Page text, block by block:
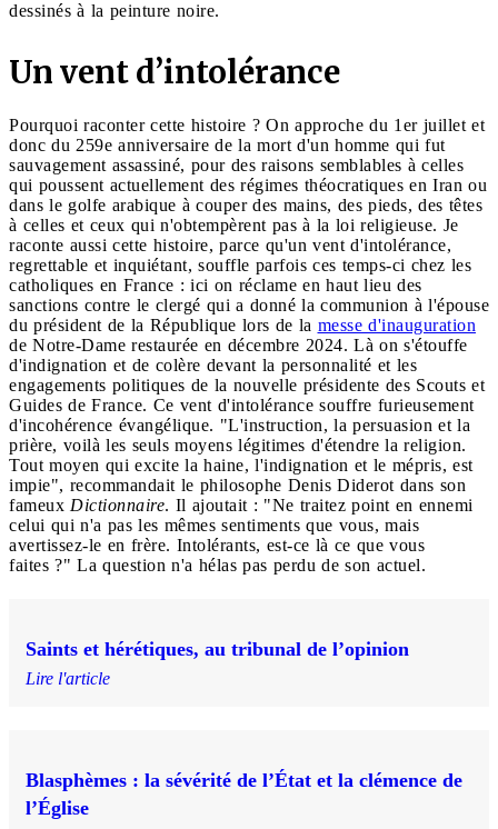
dessinés à la peinture noire.
Un vent d’intolérance
Pourquoi raconter cette histoire ? On approche du 1er juillet et
donc du 259e anniversaire de la mort d'un homme qui fut
sauvagement assassiné, pour des raisons semblables à celles
qui poussent actuellement des régimes théocratiques en Iran ou
dans le golfe arabique à couper des mains, des pieds, des têtes
à celles et ceux qui n'obtempèrent pas à la loi religieuse. Je
raconte aussi cette histoire, parce qu'un vent d'intolérance,
regrettable et inquiétant, souffle parfois ces temps-ci chez les
catholiques en France : ici on réclame en haut lieu des
sanctions contre le clergé qui a donné la communion à l'épouse
du président de la République lors de la messe d'inauguration
de Notre-Dame restaurée en décembre 2024. Là on s'étouffe
d'indignation et de colère devant la personnalité et les
engagements politiques de la nouvelle présidente des Scouts et
Guides de France. Ce vent d'intolérance souffre furieusement
d'incohérence évangélique. "L'instruction, la persuasion et la
prière, voilà les seuls moyens légitimes d'étendre la religion.
Tout moyen qui excite la haine, l'indignation et le mépris, est
impie", recommandait le philosophe Denis Diderot dans son
fameux Dictionnaire. Il ajoutait : "Ne traitez point en ennemi
celui qui n'a pas les mêmes sentiments que vous, mais
avertissez-le en frère. Intolérants, est-ce là ce que vous
faites ?" La question n'a hélas pas perdu de son actuel.
Saints et hérétiques, au tribunal de l’opinion
Lire l'article
Blasphèmes : la sévérité de l’État et la clémence de
l’Église